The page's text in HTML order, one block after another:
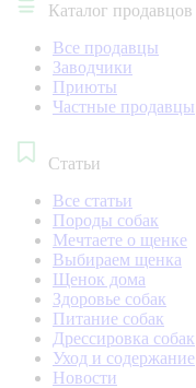
Каталог продавцов
Все продавцы
Заводчики
Приюты
Частные продавцы
Статьи
Все статьи
Породы собак
Мечтаете о щенке
Выбираем щенка
Щенок дома
Здоровье собак
Питание собак
Дрессировка собак
Уход и содержание
Новости